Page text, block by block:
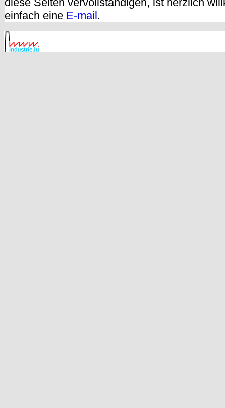
einfach eine E-mail .